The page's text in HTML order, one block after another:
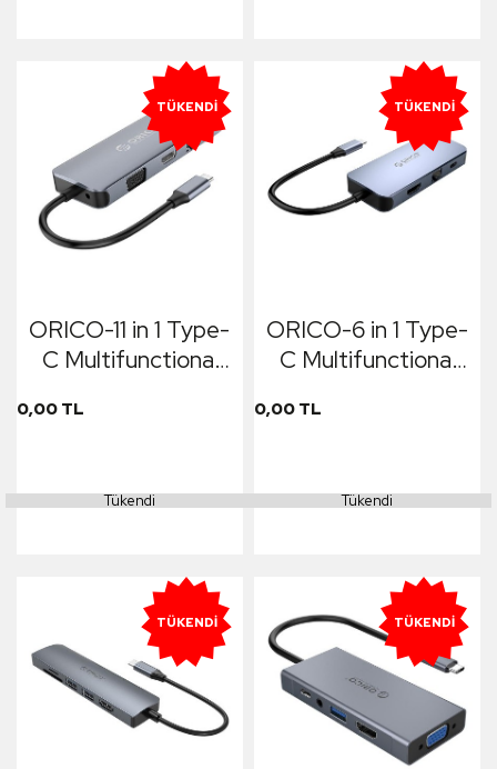
TÜKENDI
ORICO-11 in 1 Type-
C Multifunctional
0,00 TL
Tükendi
TÜKENDI
ORICO-6 in 1 Type-
C Multifunctional
0,00 TL
Tükendi
TÜKENDI TÜKENDI